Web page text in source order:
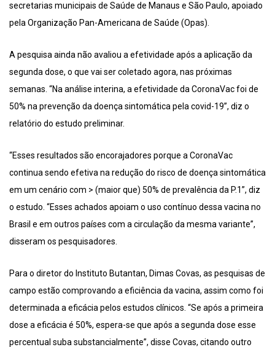
secretarias municipais de Saúde de Manaus e São Paulo, apoiado
pela Organização Pan-Americana de Saúde (Opas).
A pesquisa ainda não avaliou a efetividade após a aplicação da
segunda dose, o que vai ser coletado agora, nas próximas
semanas. “Na análise interina, a efetividade da CoronaVac foi de
50% na prevenção da doença sintomática pela covid-19”, diz o
relatório do estudo preliminar.
“Esses resultados são encorajadores porque a CoronaVac
continua sendo efetiva na redução do risco de doença sintomática
em um cenário com > (maior que) 50% de prevalência da P.1”, diz
o estudo. “Esses achados apoiam o uso contínuo dessa vacina no
Brasil e em outros países com a circulação da mesma variante”,
disseram os pesquisadores.
Para o diretor do Instituto Butantan, Dimas Covas, as pesquisas de
campo estão comprovando a eficiência da vacina, assim como foi
determinada a eficácia pelos estudos clínicos. “Se após a primeira
dose a eficácia é 50%, espera-se que após a segunda dose esse
percentual suba substancialmente”, disse Covas, citando outro